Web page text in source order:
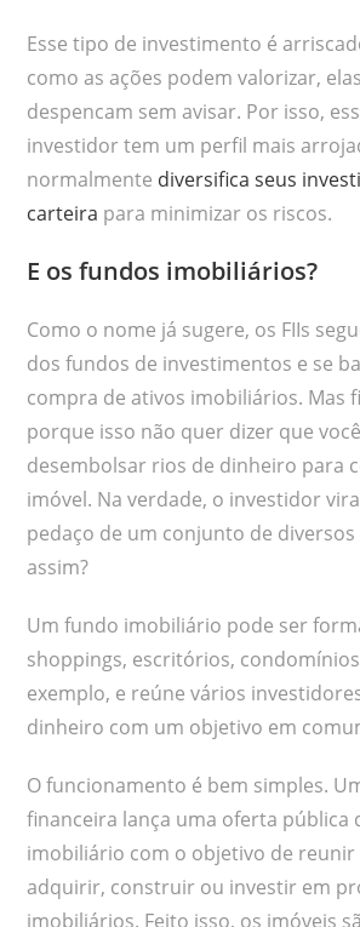
Esse tipo de investimento é
como as ações podem valorizar,
despencam sem avisar. Por isso,
investidor tem um perfil mais
normalmente diversifica seus
carteira para minimizar os riscos.
E os fundos imobiliários?
Como o nome já sugere, os FIIs
dos fundos de investimentos e se
compra de ativos imobiliários. Mas
porque isso não quer dizer que
desembolsar rios de dinheiro para
imóvel. Na verdade, o investidor
pedaço de um conjunto de diversos
assim?
Um fundo imobiliário pode ser
shoppings, escritórios,
exemplo, e reúne vários
dinheiro com um objetivo em
O funcionamento é bem simples.
financeira lança uma oferta pública
imobiliário com o objetivo de
adquirir, construir ou investir em
imobiliários. Feito isso, os imóveis